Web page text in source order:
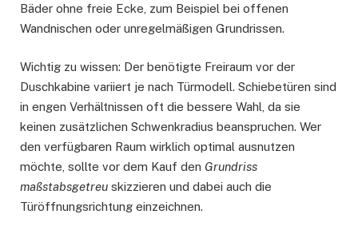
Bäder ohne freie Ecke, zum Beispiel bei offenen
Wandnischen oder unregelmäßigen Grundrissen.
Wichtig zu wissen: Der benötigte Freiraum vor der
Duschkabine variiert je nach Türmodell. Schiebetüren sind
in engen Verhältnissen oft die bessere Wahl, da sie
keinen zusätzlichen Schwenkradius beanspruchen. Wer
den verfügbaren Raum wirklich optimal ausnutzen
möchte, sollte vor dem Kauf den Grundriss
maßstabsgetreu skizzieren und dabei auch die
Türöffnungsrichtung einzeichnen.